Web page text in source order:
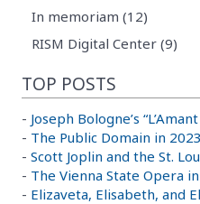
In memoriam (12)
RISM Digital Center (9)
TOP POSTS
- Joseph Bologne’s
- The Public Domain in 2023
- Scott Joplin and the St.
- The Vienna State Opera
- Elizaveta, Elisabeth, and